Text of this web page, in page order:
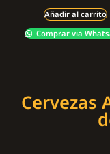
Añadir al carrito
Comprar via
Cervezas